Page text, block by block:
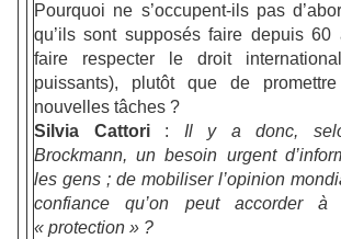
Pourquoi ne s’occupent-ils pas
qu’ils sont supposés faire depuis 60
faire respecter le droit
puissants), plutôt que de
nouvelles tâches ?
Silvia Cattori: Il y a donc,
Brockmann, un besoin urgent
les gens ; de mobiliser l’opinion
confiance qu’on peut accorder à
« protection » ?